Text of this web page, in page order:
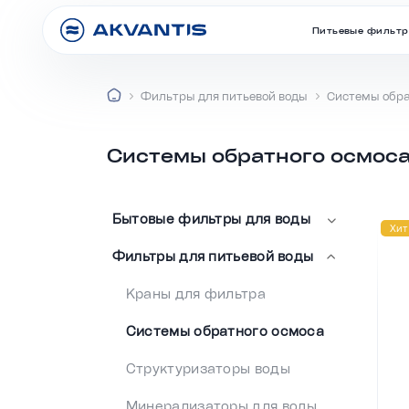
Питьевые
Фильтры для питьевой воды Системы
Системы обратного
Бытовые фильтры для воды
Коммерческие системы
очистки
Озонаторы воды
Фильтры для питьевой воды
Краны для фильтра
Системы обратного осмоса
Структуризаторы воды
Минерализаторы для воды